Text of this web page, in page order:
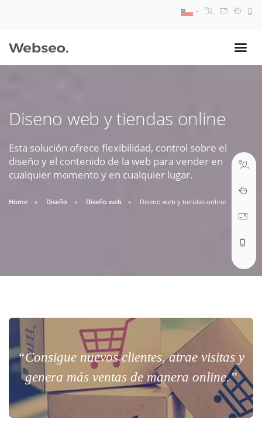
Diseno web y tiendas online
Esta solución ofrece flexibilidad, control sobre el
diseño y el contenido de la web para vender en
cualquier momento y en cualquier lugar.
Home Diseño Diseño web Diseno web y tiendas online
“Consigue nuevos clientes, atrae visitas y
genera más ventas de manera online.”
09:30 AM A 18:30 PM
soporte@webseo.cl
ABRIR TICKET